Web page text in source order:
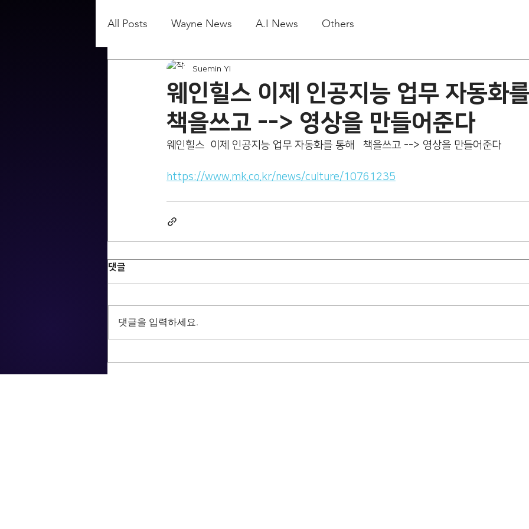
All Posts Wayne News A.I News Others
웨인힐스 이제 인공지능 업무 자동화
책을쓰고 --> 영상을 만들어준다
Suemin YI
웨인힐스  이제 인공지능 업무 자동화를 통해   책을쓰고 --> 영상을 만들어준다
https://www.mk.co.kr/news/culture/10761235
댓글
댓글을 입력하세요.